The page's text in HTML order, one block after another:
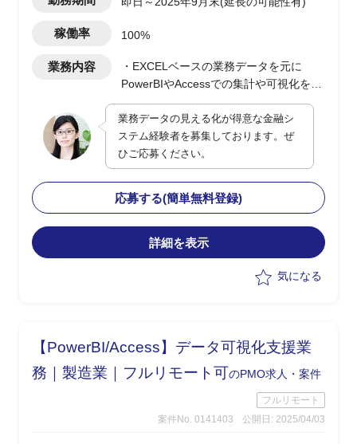
稼働率 100%
業務内容
・EXCELベースの業務データを元に
PowerBIやAccessでの集計や可視化を実
施(0.5人月)
・顧客PJの決裁/発注/契約などの各種手
続き支援(0.5人月)
業務データの見える化が得意な金融シ
ステム経験者を募集しております。ぜ
ひご応募ください。
応募する(簡単無料登録)
詳細を表示
気になる
【PowerBI/Access】データ可視化支援業
務｜製造業｜フルリモート可のPMO求人・案件
フルリモート
案件No. 0141403
公開日: 2025/04/03